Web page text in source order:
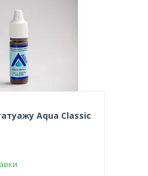
Aqua Classic